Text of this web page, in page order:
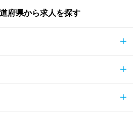
府県から求人を探す